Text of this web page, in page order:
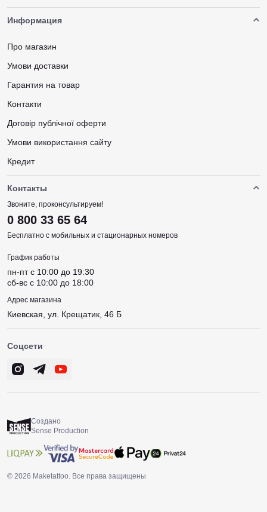
Информация
Про магазин
Умови доставки
Гарантия на товар
Контакти
Договір публічної оферти
Умови використання сайту
Кредит
Контакты
Звоните, проконсультируем!
0 800 33 65 64
Бесплатно с мобильных и стационарных номеров
График работы
пн-пт c 10:00 до 19:30
сб-вс c 10:00 до 18:00
Адрес магазина
Киевская, ул. Крещатик, 46 Б
Соцсети
Создано
Sense Production
© 2026 Maketattoo. Все права защищены